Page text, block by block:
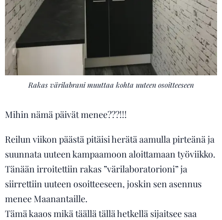
Rakas värilabrani muuttaa kohta uuteen osoitteeseen
Mihin nämä päivät menee???!!!
Reilun viikon päästä pitäisi herätä aamulla pirteänä ja
suunnata uuteen kampaamoon aloittamaan työviikko.
Tänään irroitettiin rakas ”värilaboratorioni” ja
siirrettiin uuteen osoitteeseen, joskin sen asennus
menee Maanantaille.
Tämä kaaos mikä täällä tällä hetkellä sijaitsee saa